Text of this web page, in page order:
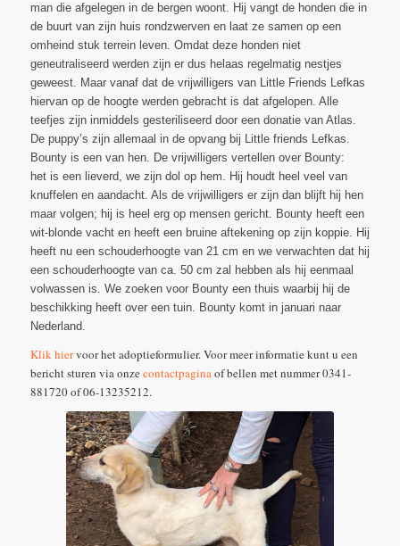
man die afgelegen in de bergen woont. Hij vangt de honden die in
de buurt van zijn huis rondzwerven en laat ze samen op een
omheind stuk terrein leven. Omdat deze honden niet
geneutraliseerd werden zijn er dus helaas regelmatig nestjes
geweest. Maar vanaf dat de vrijwilligers van Little Friends Lefkas
hiervan op de hoogte werden gebracht is dat afgelopen. Alle
teefjes zijn inmiddels gesteriliseerd door een donatie van Atlas.
De puppy’s zijn allemaal in de opvang bij Little friends Lefkas.
Bounty is een van hen. De vrijwilligers vertellen over Bounty:
het is een lieverd, we zijn dol op hem. Hij houdt heel veel van
knuffelen en aandacht. Als de vrijwilligers er zijn dan blijft hij hen
maar volgen; hij is heel erg op mensen gericht. Bounty heeft een
wit-blonde vacht en heeft een bruine aftekening op zijn koppie. Hij
heeft nu een schouderhoogte van 21 cm en we verwachten dat hij
een schouderhoogte van ca. 50 cm zal hebben als hij eenmaal
volwassen is. We zoeken voor Bounty een thuis waarbij hij de
beschikking heeft over een tuin. Bounty komt in januari naar
Nederland.
Klik hiervoor het adoptieformulier. Voor meer informatie kunt u een
bericht sturen via onzecontactpaginaof bellen met nummer 0341-
881720 of 06-13235212.